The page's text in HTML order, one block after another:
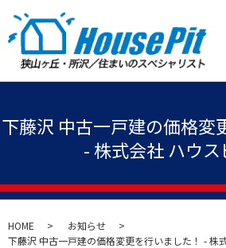
下藤沢 中古一戸建の価格変
- 株式会社 ハウス
HOME
お知らせ
下藤沢 中古一戸建の価格変更を行いました！ - 株